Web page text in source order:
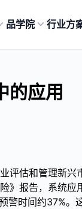
品学院 行业方
的应用
评估和管理新兴
》报告，系统应
警时间约37%。